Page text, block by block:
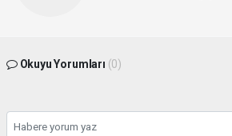
Okuyu Yorumları (0)